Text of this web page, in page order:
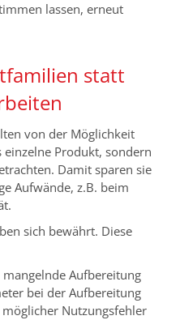
lassen, erneut
statt
von der Möglichkeit
einzelne Produkt, sondern
Damit sparen sie
Aufwände, z.B. beim
sich bewährt. Diese
Aufbereitung
bei der Aufbereitung
Nutzungsfehler